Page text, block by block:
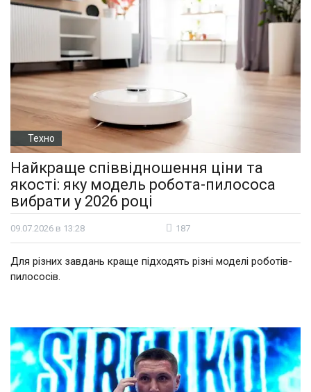
Техно
Найкраще співвідношення ціни та
якості: яку модель робота-пилососа
вибрати у 2026 році
09.07.2026 в 13:28 187
Для різних завдань краще підходять різні моделі роботів-
пилососів.